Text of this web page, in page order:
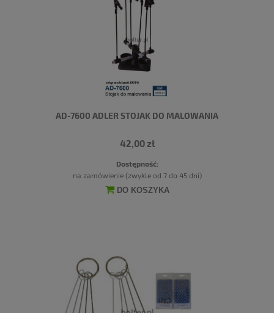
AD-7600 ADLER STOJAK DO MALOWANIA
42,00 zł
Dostępność:
na zamówienie (zwykle od 7 do 45 dni)
DO KOSZYKA